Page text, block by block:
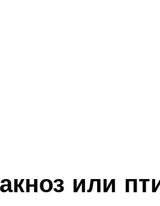
или